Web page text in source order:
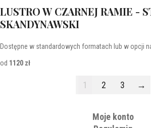
LUSTRO W CZARNEJ RAMIE -
SKANDYNAWSKI
Dostępne w standardowych formatach lub w opcji
od 1120 zł
1 2 3 →
Moje konto